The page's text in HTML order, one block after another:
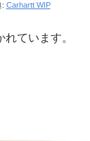
: Carhartt WIP
ています。